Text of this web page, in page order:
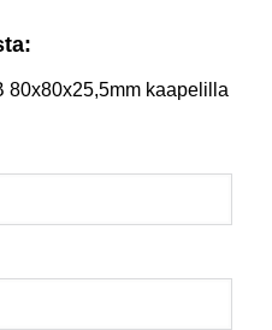
80x80x25,5mm kaapelilla